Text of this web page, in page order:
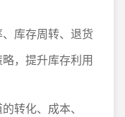
库存周转、退货
，提升库存利用
转化、成本、